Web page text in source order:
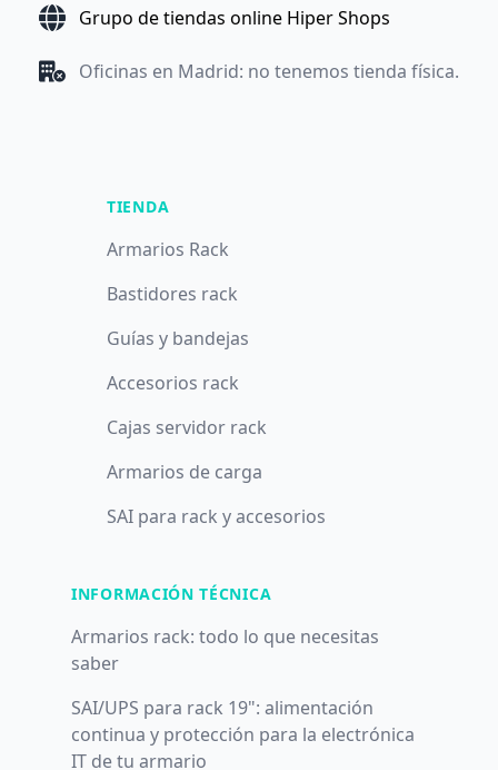
Grupo de tiendas online Hiper Shops
Oficinas en Madrid: no tenemos tienda física.
TIENDA
Armarios Rack
Bastidores rack
Guías y bandejas
Accesorios rack
Cajas servidor rack
Armarios de carga
SAI para rack y accesorios
INFORMACIÓN TÉCNICA
Armarios rack: todo lo que necesitas
saber
SAI/UPS para rack 19": alimentación
continua y protección para la electrónica
IT de tu armario